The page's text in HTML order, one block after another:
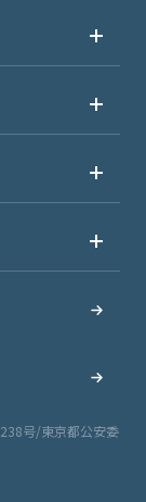
号/東京都公安委